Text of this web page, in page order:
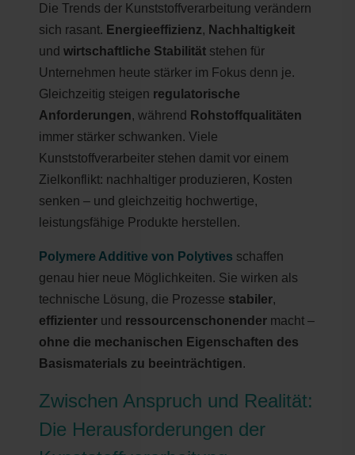
Die Trends der Kunststoffverarbeitung verändern
sich rasant. Energieeffizienz, Nachhaltigkeit
und wirtschaftliche Stabilitätstehen für
Unternehmen heute stärker im Fokus denn je.
Gleichzeitig steigen regulatorische
Anforderungen, während Rohstoffqualitäten
immer stärker schwanken. Viele
Kunststoffverarbeiter stehen damit vor einem
Zielkonflikt: nachhaltiger produzieren, Kosten
senken – und gleichzeitig hochwertige,
leistungsfähige Produkte herstellen.
Polymere Additive von Polytives schaffen
genau hier neue Möglichkeiten. Sie wirken als
technische Lösung, die Prozesse stabiler,
effizienterund ressourcenschonendermacht –
ohne die mechanischen Eigenschaften des
Basismaterials zu beeinträchtigen.
Zwischen Anspruch und Realität:
Die Herausforderungen der